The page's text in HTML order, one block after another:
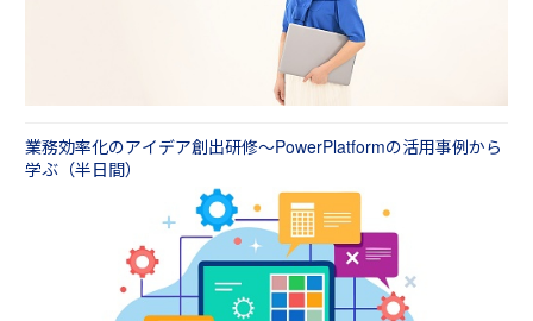
業務効率化のアイデア創出研修～PowerPlatformの活用事例から
学ぶ（半日間）